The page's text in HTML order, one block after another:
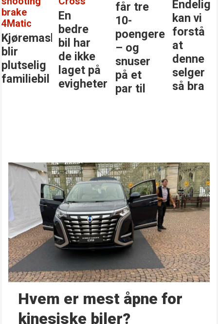
brake
4Matic
Kjøremaskinen
blir
plutselig
familiebil
En
bedre
bil har
de ikke
laget på
evigheter
får tre
10-
poengere
– og
snuser
på et
par til
Endelig
kan vi
forstå
at
denne
selger
så bra
Hvem er mest åpne for
kinesiske biler?